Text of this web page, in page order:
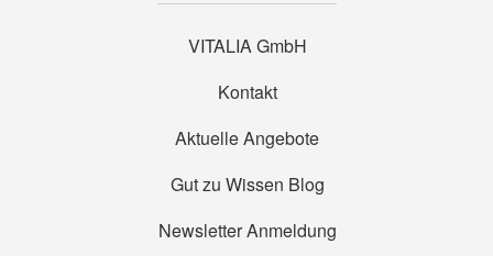
VITALIA GmbH
Kontakt
Aktuelle Angebote
Gut zu Wissen Blog
Newsletter Anmeldung